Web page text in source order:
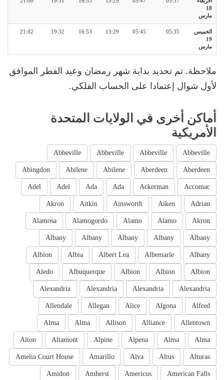
18
مارس
الخميس
19
مارس
05:35
05:45
13:29
16:53
19:32
21:02
ملاحظة. تم تحديد بداية شهر رمضان وعيد الفطر الموافق
لأول شوال إعتمادا على الحساب الفلكي.
أماكن أخرى في الولايات المتحدة
الأمريكية
Abbeville
Abbeville
Abbeville
Abbeville
Aberdeen
Aberdeen
Abilene
Abilene
Abingdon
Accomac
Ackerman
Ada
Ada
Adel
Adel
Adrian
Aiken
Ainsworth
Aitkin
Akron
Akron
Alamo
Alamo
Alamogordo
Alamosa
Albany
Albany
Albany
Albany
Albany
Albany
Albemarle
Albert Lea
Albia
Albion
Albion
Albion
Albion
Albuquerque
Aledo
Alexandria
Alexandria
Alexandria
Alexandria
Alfred
Algona
Alice
Allegan
Allendale
Allentown
Alliance
Allison
Alma
Alma
Alma
Alma
Alpena
Alpine
Altamont
Alton
Alturas
Altus
Alva
Amarillo
Amelia Court House
American Falls
Americus
Amherst
Amidon